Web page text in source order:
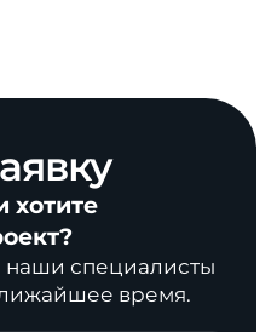
хотите
наши специалисты
время.